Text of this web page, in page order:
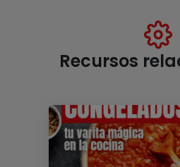
Recursos